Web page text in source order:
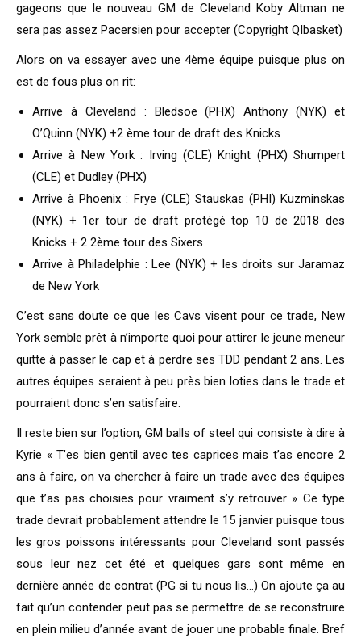
gageons que le nouveau GM de Cleveland Koby Altman ne
sera pas assez Pacersien pour accepter (Copyright QIbasket)
Alors on va essayer avec une 4ème équipe puisque plus on
est de fous plus on rit:
Arrive à Cleveland : Bledsoe (PHX) Anthony (NYK) et
O’Quinn (NYK) +2 ème tour de draft des Knicks
Arrive à New York : Irving (CLE) Knight (PHX) Shumpert
(CLE) et Dudley (PHX)
Arrive à Phoenix : Frye (CLE) Stauskas (PHI) Kuzminskas
(NYK) + 1er tour de draft protégé top 10 de 2018 des
Knicks + 2 2ème tour des Sixers
Arrive à Philadelphie : Lee (NYK) + les droits sur Jaramaz
de New York
C’est sans doute ce que les Cavs visent pour ce trade, New
York semble prêt à n’importe quoi pour attirer le jeune meneur
quitte à passer le cap et à perdre ses TDD pendant 2 ans. Les
autres équipes seraient à peu près bien loties dans le trade et
pourraient donc s’en satisfaire.
Il reste bien sur l’option, GM balls of steel qui consiste à dire à
Kyrie « T’es bien gentil avec tes caprices mais t’as encore 2
ans à faire, on va chercher à faire un trade avec des équipes
que t’as pas choisies pour vraiment s’y retrouver » Ce type
trade devrait probablement attendre le 15 janvier puisque tous
les gros poissons intéressants pour Cleveland sont passés
sous leur nez cet été et quelques gars sont même en
dernière année de contrat (PG si tu nous lis…) On ajoute ça au
fait qu’un contender peut pas se permettre de se reconstruire
en plein milieu d’année avant de jouer une probable finale. Bref